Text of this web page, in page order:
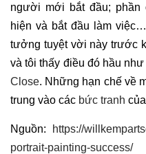
người mới bắt đầu; phần
hiện và bắt đầu làm
tưởng tuyệt vời này trước
và tôi thấy điều đó hầu
Close. Những hạn chế về
trung vào các bức tranh
Nguồn:
https://
portrait-painting-success/